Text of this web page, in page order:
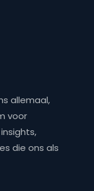
allemaal,
voor
die ons als